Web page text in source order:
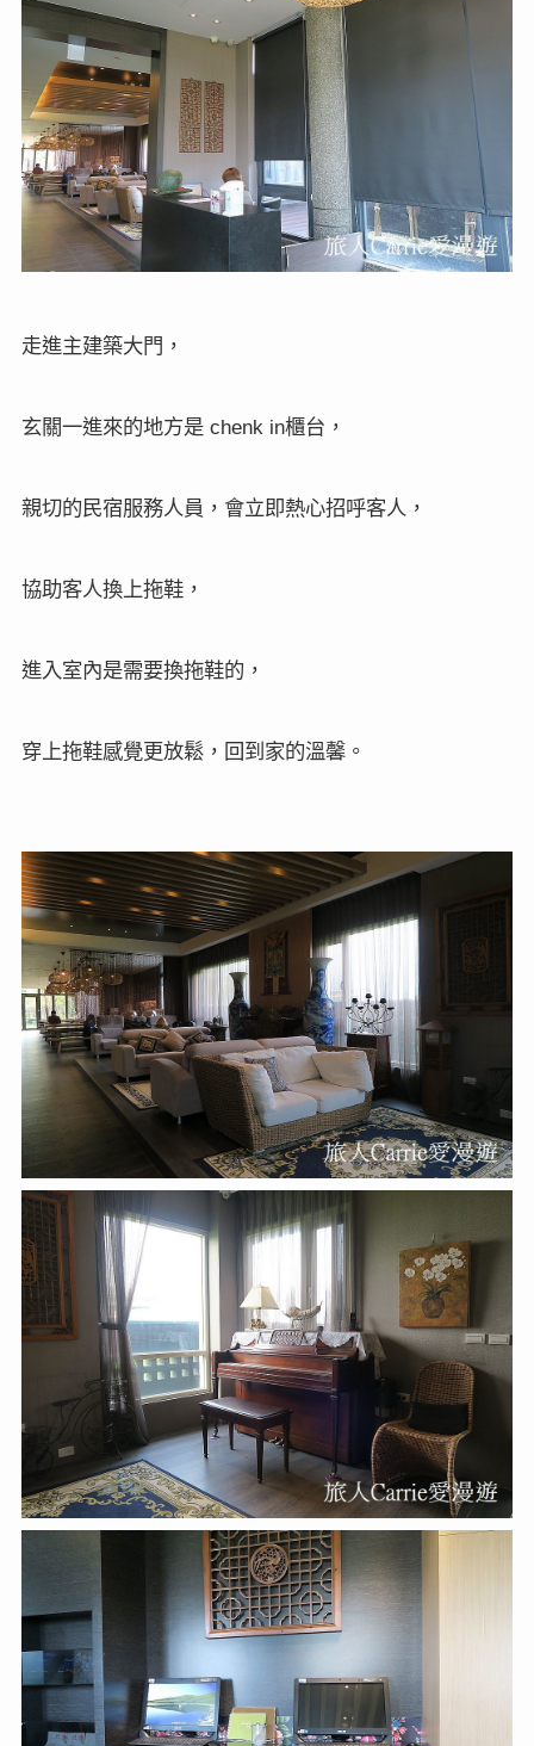
走進主建築大門，
玄關一進來的地方是chenk in櫃台，
親切的民宿服務人員，會立即熱心招呼客人，
協助客人換上拖鞋，
進入室內是需要換拖鞋的，
穿上拖鞋感覺更放鬆，回到家的溫馨。